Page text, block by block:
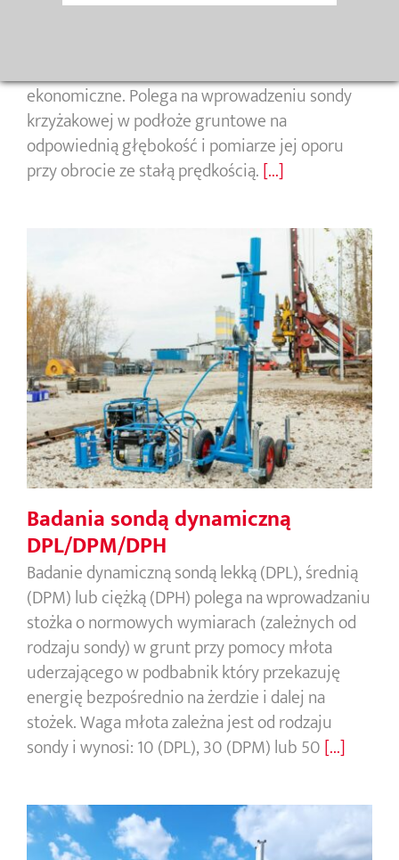
ekonomiczne. Polega na wprowadzeniu sondy
krzyżakowej w podłoże gruntowe na
odpowiednią głębokość i pomiarze jej oporu
przy obrocie ze stałą prędkością.[...]
Badania sondą dynamiczną
DPL/DPM/DPH
Badania sondą dynamiczną
DPL/DPM/DPH
Badanie dynamiczną sondą lekką (DPL), średnią
(DPM) lub ciężką (DPH) polega na wprowadzaniu
stożka o normowych wymiarach (zależnych od
rodzaju sondy) w grunt przy pomocy młota
uderzającego w podbabnik który przekazuję
energię bezpośrednio na żerdzie i dalej na
stożek. Waga młota zależna jest od rodzaju
sondy i wynosi: 10 (DPL), 30 (DPM) lub 50[...]